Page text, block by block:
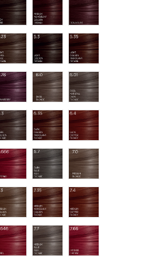
Brownand Blackberry
4.24 Rich Mink4.53 Medium4.65 Beaujolais
ASH BROWN
5.23 Light Pearl Beige Brown
5.3 Light Golden Brown
5.35 Light
5.76 Cranberry6.0 Dark Blonde.
6.01 Cool
6.3 Dark Golden Blonde
6.35 Dark Golden
6.4 Dark
Red
6.666 Inferno Rockstar Red
6.7 Dark Blue Ash
7.0 Medium
BlondePearl Beige Blonde
7.3 Medium Golden Blonde
7.35 Medium7.4 Medium
Mahogany Blonde
7.646 Rebel Rockstar Red
7.7 Medium Blue Ash
7.66 Intense